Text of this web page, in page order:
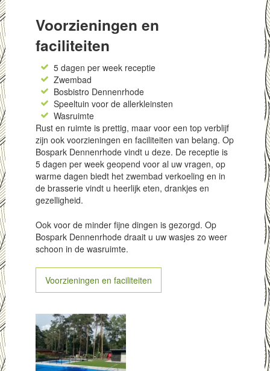
Voorzieningen en
faciliteiten
5 dagen per week receptie
Zwembad
Bosbistro Dennenrhode
Speeltuin voor de allerkleinsten
Wasruimte
Rust en ruimte is prettig, maar voor een top verblijf
zijn ook voorzieningen en faciliteiten van belang. Op
Bospark Dennenrhode vindt u deze. De receptie is
5 dagen per week geopend voor al uw vragen, op
warme dagen biedt het zwembad verkoeling en in
de brasserie vindt u heerlijk eten, drankjes en
gezelligheid.
Ook voor de minder fijne dingen is gezorgd. Op
Bospark Dennenrhode draait u uw wasjes zo weer
schoon in de wasruimte.
Voorzieningen en faciliteiten